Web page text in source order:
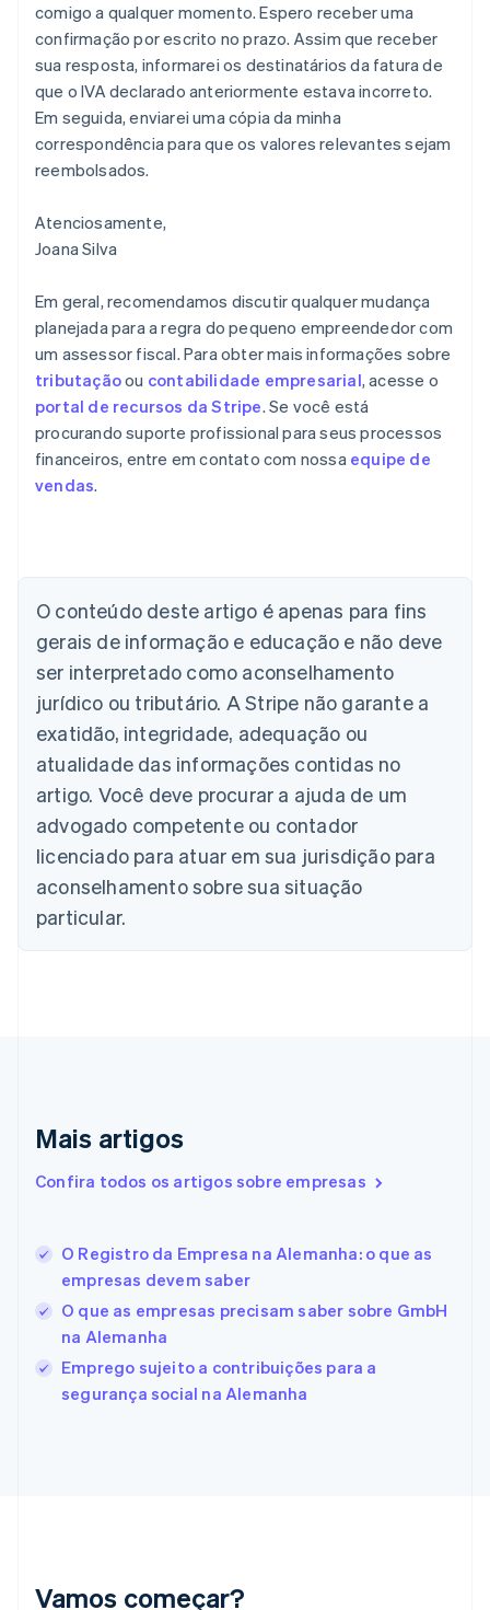
comigo a qualquer momento. Espero receber uma
confirmação por escrito no prazo. Assim que receber
sua resposta, informarei os destinatários da fatura de
que o IVA declarado anteriormente estava incorreto.
Em seguida, enviarei uma cópia da minha
correspondência para que os valores relevantes sejam
reembolsados.
Atenciosamente,
Joana Silva
Em geral, recomendamos discutir qualquer mudança
planejada para a regra do pequeno empreendedor com
um assessor fiscal. Para obter mais informações sobre
tributaçãoou contabilidade empresarial, acesse o
portal de recursos da Stripe. Se você está
procurando suporte profissional para seus processos
financeiros, entre em contato com nossa equipe de
vendas.
O conteúdo deste artigo é apenas para fins
gerais de informação e educação e não deve
ser interpretado como aconselhamento
jurídico ou tributário. A Stripe não garante a
exatidão, integridade, adequação ou
atualidade das informações contidas no
artigo. Você deve procurar a ajuda de um
advogado competente ou contador
licenciado para atuar em sua jurisdição para
aconselhamento sobre sua situação
particular.
Mais artigos
Confira todos os artigos sobre empresas
O Registro da Empresa na Alemanha: o que as
empresas devem saber
O que as empresas precisam saber sobre GmbH
na Alemanha
Emprego sujeito a contribuições para a
segurança social na Alemanha
Vamos começar?
Austrália
Áustria
DeutschEnglish
Bélgica
English
Brasil
Português English
Bulgária
English
Canadá
English Français
China continental
简体中文 English
Chipre
Croácia
Eslovênia
Espanha
EnglishEspañol简体中文
Estônia
English
Finlândia
EnglishSvenska
França
FrançaisEnglish
Gibraltar
English